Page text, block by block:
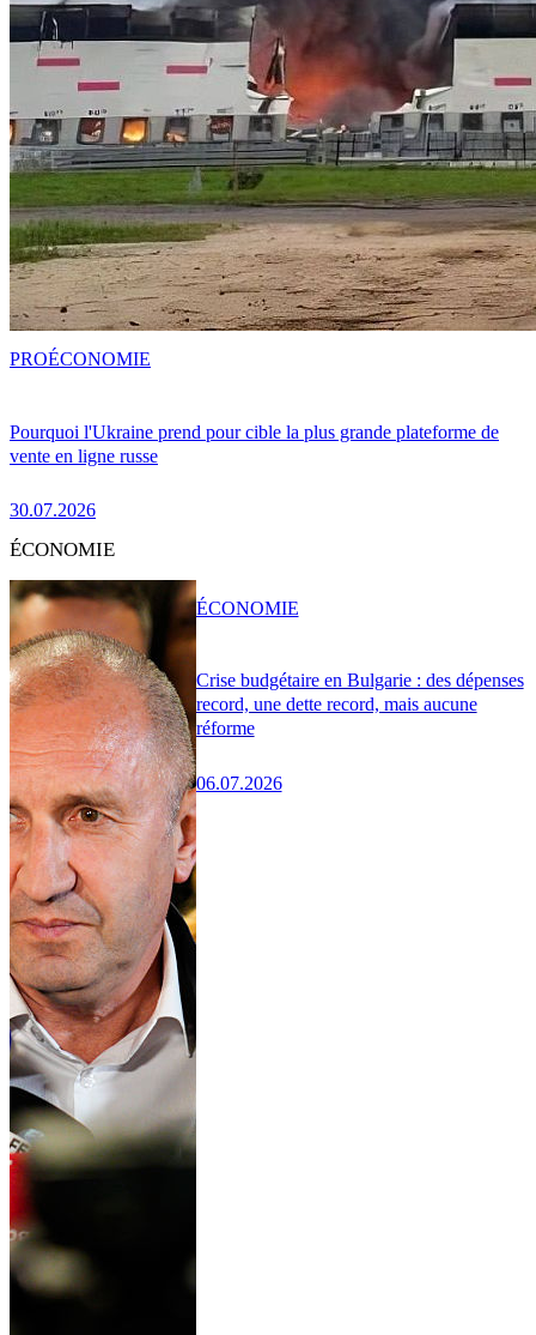
Pourquoi l'Ukraine prend pour cible la plus grande plateforme de
vente en ligne russe
30.07.2026
PROÉCONOMIE
ÉCONOMIE
Crise budgétaire en Bulgarie : des dépenses
record, une dette record, mais aucune
réforme
06.07.2026
ÉCONOMIE